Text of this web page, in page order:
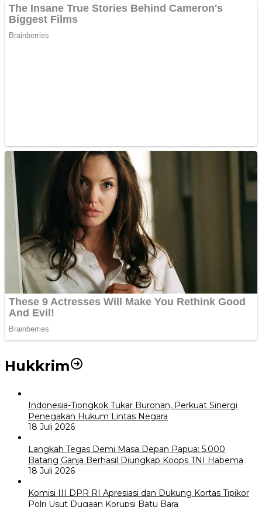
Hukkrim
Indonesia-Tiongkok Tukar Buronan, Perkuat Sinergi
Penegakan Hukum Lintas Negara
18 Juli 2026
Langkah Tegas Demi Masa Depan Papua: 5.000
Batang Ganja Berhasil Diungkap Koops TNI Habema
18 Juli 2026
Komisi III DPR RI Apresiasi dan Dukung Kortas Tipikor
Polri Usut Dugaan Korupsi Batu Bara